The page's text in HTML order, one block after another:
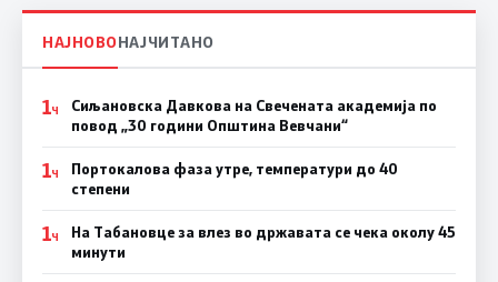
НАЈНОВОНАЈЧИТАНО
1Ч
Сиљановска Давкова на Свечената академија по
повод „30 години Општина Вевчани“
1Ч
Портокалова фаза утре, температури до 40
степени
1Ч
На Табановце за влез во државата се чека околу 45
минути